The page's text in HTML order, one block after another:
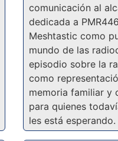
comunicación al
dedicada a
Meshtastic como
mundo de las
episodio sobre la
como
memoria familiar y
para quienes
les está esperando.